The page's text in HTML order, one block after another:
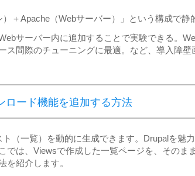
）＋Apache（Webサーバー）」という構成で静
サーバー内に追加することで実験できる。
ス間際のチューニングに最適。など、導入障壁
ロード機能を追加する方法
（一覧）を動的に生成できます。Drupalを魅
では、Viewsで作成した一覧ページを、そのま
を紹介します。